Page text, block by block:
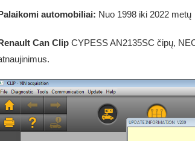
automobiliai: Nuo 1998 iki 2022 metų
Can Clip CYPESS AN2135SC čipų,